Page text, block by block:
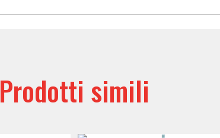
Prodotti simili